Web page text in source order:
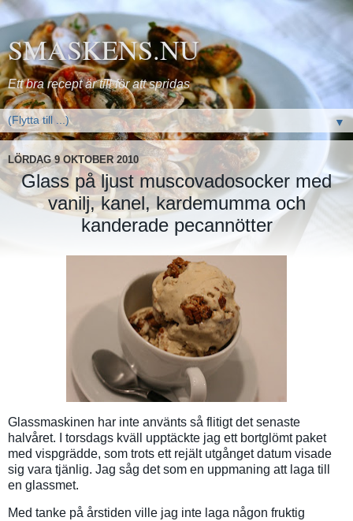
SMASKENS.NU
Ett bra recept är till för att spridas
▼
LÖRDAG 9 OKTOBER 2010
Glass på ljust muscovadosocker med
vanilj, kanel, kardemumma och
kanderade pecannötter
Glassmaskinen har inte använts så flitigt det senaste
halvåret. I torsdags kväll upptäckte jag ett bortglömt paket
med vispgrädde, som trots ett rejält utgånget datum visade
sig vara tjänlig. Jag såg det som en uppmaning att laga till
en glassmet.
Med tanke på årstiden ville jag inte laga någon fruktig